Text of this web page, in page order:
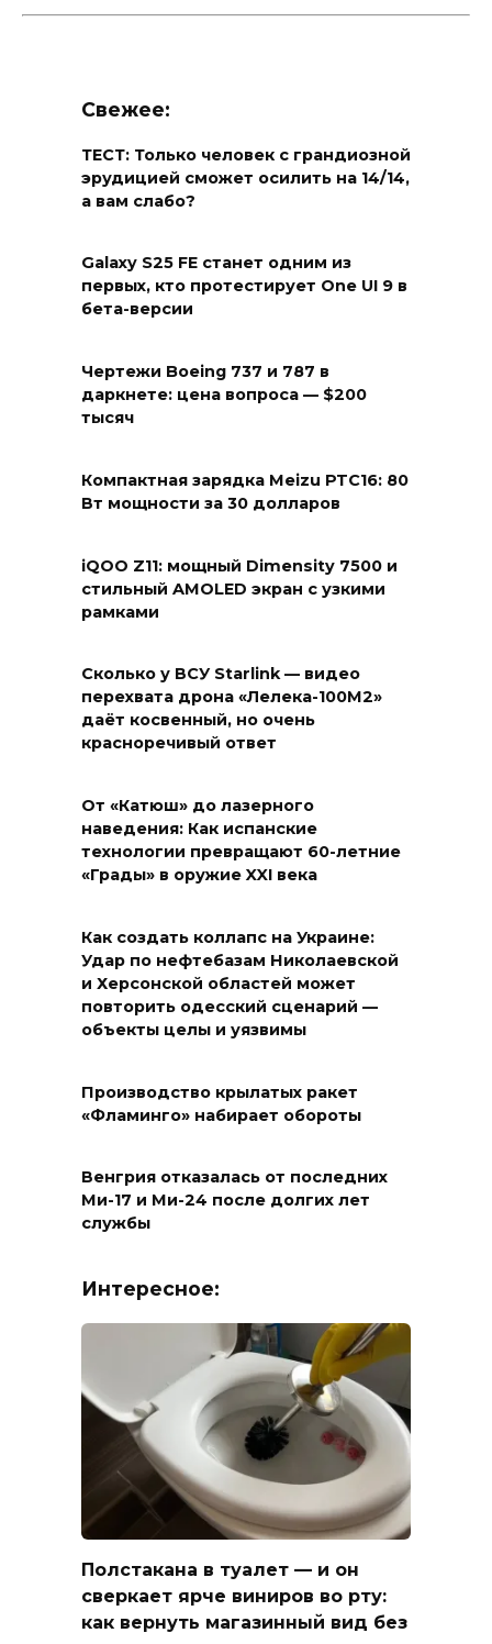
Свежее:
ТЕСТ: Только человек с грандиозной
эрудицией сможет осилить на 14/14,
а вам слабо?
Galaxy S25 FE станет одним из
первых, кто протестирует One UI 9 в
бета-версии
Чертежи Boeing 737 и 787 в
даркнете: цена вопроса — $200
тысяч
Компактная зарядка Meizu PTC16: 80
Вт мощности за 30 долларов
iQOO Z11: мощный Dimensity 7500 и
стильный AMOLED экран с узкими
рамками
Сколько у ВСУ Starlink — видео
перехвата дрона «Лелека-100М2»
даёт косвенный, но очень
красноречивый ответ
От «Катюш» до лазерного
наведения: Как испанские
технологии превращают 60-летние
«Грады» в оружие XXI века
Как создать коллапс на Украине:
Удар по нефтебазам Николаевской
и Херсонской областей может
повторить одесский сценарий —
объекты целы и уязвимы
Производство крылатых ракет
«Фламинго» набирает обороты
Венгрия отказалась от последних
Ми-17 и Ми-24 после долгих лет
службы
Интересное:
Полстакана в туалет — и он
сверкает ярче виниров во рту:
как вернуть магазинный вид без